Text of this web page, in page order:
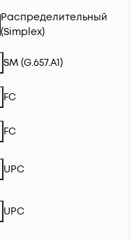
Распределительный
(Simplex)
SM (G.657.A1)
FC
FC
UPC
UPC